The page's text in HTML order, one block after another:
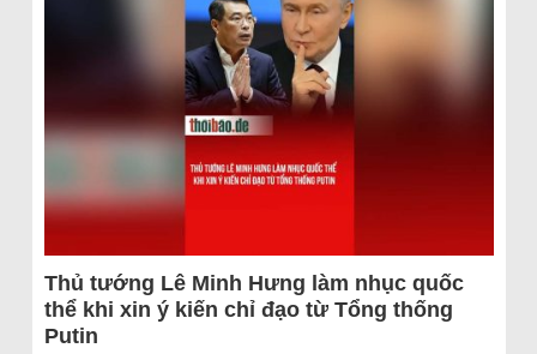
Thủ tướng Lê Minh Hưng làm nhục quốc
thể khi xin ý kiến chỉ đạo từ Tổng thống
Putin